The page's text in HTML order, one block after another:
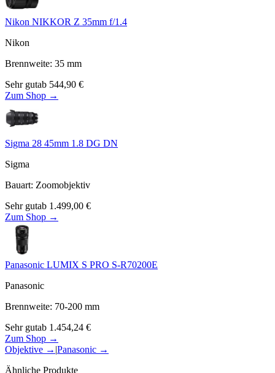
Nikon NIKKOR Z 35mm f/1.4
Nikon
Brennweite: 35 mm
Sehr gutab 544,90 €
Zum Shop →
Sigma 28 45mm 1.8 DG DN
Sigma
Bauart: Zoomobjektiv
Sehr gutab 1.499,00 €
Zum Shop →
Panasonic LUMIX S PRO S-R70200E
Panasonic
Brennweite: 70-200 mm
Sehr gutab 1.454,24 €
Zum Shop →
Objektive → |Panasonic →
Ähnliche Produkte